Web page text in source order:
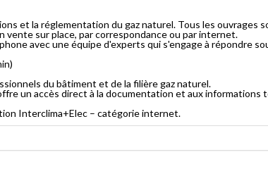
et la réglementation du gaz naturel. Tous les ouvrages
vente sur place, par correspondance ou par internet.
avec une équipe d'experts qui s'engage à répondre
du bâtiment et de la filière gaz naturel.
un accès direct à la documentation et aux
Interclima+Elec – catégorie internet.